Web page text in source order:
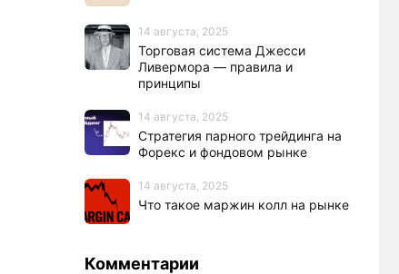
14 августа, 2025
Торговая система Джесси
Ливермора — правила и
принципы
14 августа, 2025
Стратегия парного трейдинга на
Форекс и фондовом рынке
14 августа, 2025
Что такое маржин колл на рынке
Комментарии